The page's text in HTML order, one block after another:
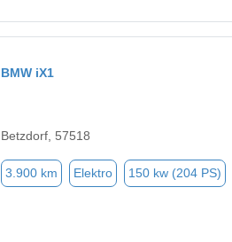
BMW iX1
Betzdorf, 57518
3.900 km Elektro 150 kw (204 PS)